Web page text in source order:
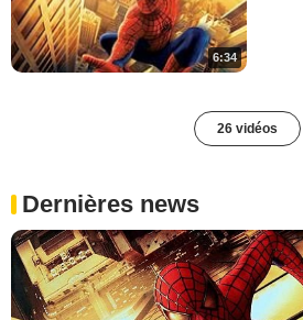
6:34
26 vidéos
Dernières news